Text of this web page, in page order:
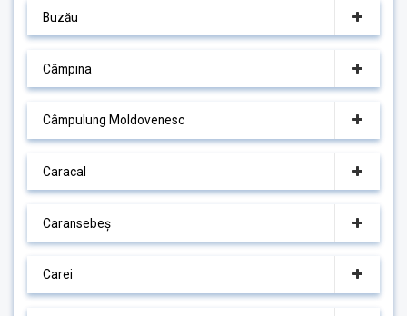
Buzău
Câmpina
Câmpulung Moldovenesc
Caracal
Caransebeș
Carei